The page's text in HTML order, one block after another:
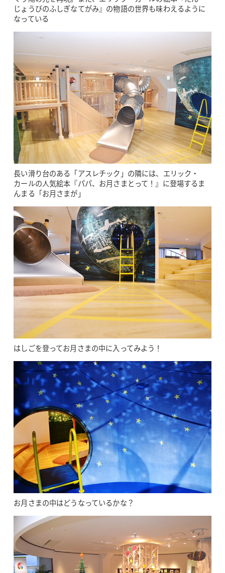
じょうびのふしぎなてがみ』の物語の世界も味わえるように
なっている
長い滑り台のある「アスレチック」の隣には、エリック・
カールの人気絵本『パパ、お月さまとって！』に登場するま
んまる「お月さまが」
はしごを登ってお月さまの中に入ってみよう！
お月さまの中はどうなっているかな？